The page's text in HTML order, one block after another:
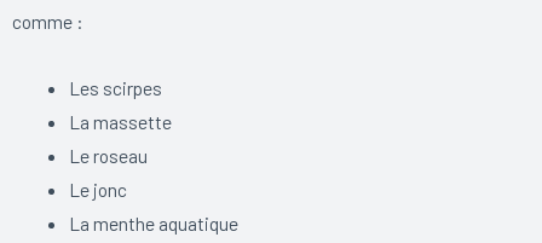
comme :
Les scirpes
La massette
Le roseau
Le jonc
La menthe aquatique